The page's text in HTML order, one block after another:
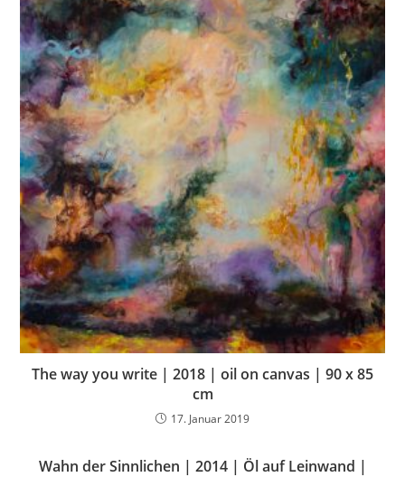
The way you write | 2018 | oil on canvas | 90 x 85
cm
17. Januar 2019
Wahn der Sinnlichen | 2014 | Öl auf Leinwand |